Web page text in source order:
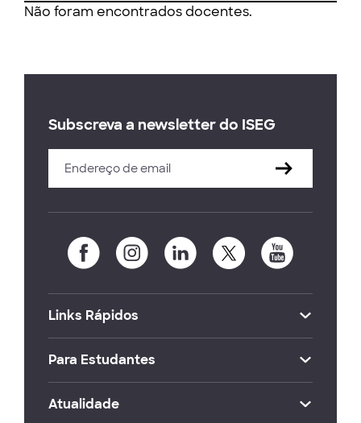
Não foram encontrados docentes.
Subscreva a newsletter do ISEG
Links Rápidos
Para Estudantes
Atualidade